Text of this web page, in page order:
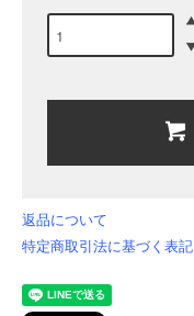
返品について
特定商取引法に基づく表記